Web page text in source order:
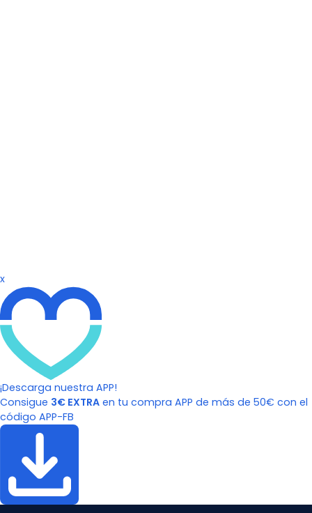
x
¡Descarga nuestra APP!
Consigue 3€ EXTRA en tu compra APP de más de 50€ con el
código APP-FB